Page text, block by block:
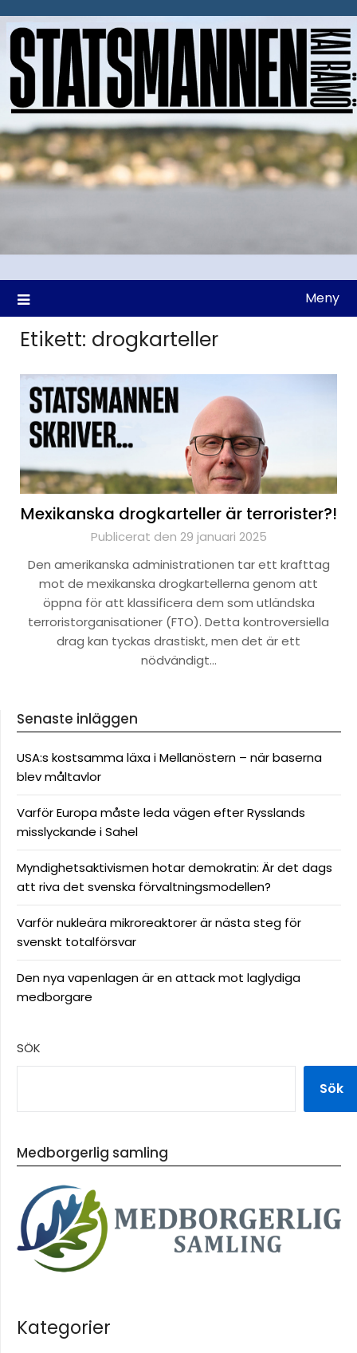
till
Meny
Etikett: drogkarteller
Mexikanska drogkarteller är terrorister?!
Publicerat den 29 januari 2025
Den amerikanska administrationen tar ett krafttag
mot de mexikanska drogkartellerna genom att
öppna för att klassificera dem som utländska
terroristorganisationer (FTO). Detta kontroversiella
drag kan tyckas drastiskt, men det är ett
nödvändigt…
Senaste inläggen
USA:s kostsamma läxa i Mellanöstern – när baserna
blev måltavlor
Varför Europa måste leda vägen efter Rysslands
misslyckande i Sahel
Myndighetsaktivismen hotar demokratin: Är det dags
att riva det svenska förvaltningsmodellen?
Varför nukleära mikroreaktorer är nästa steg för
svenskt totalförsvar
Den nya vapenlagen är en attack mot laglydiga
medborgare
SÖK
Sök
Medborgerlig samling
Kategorier